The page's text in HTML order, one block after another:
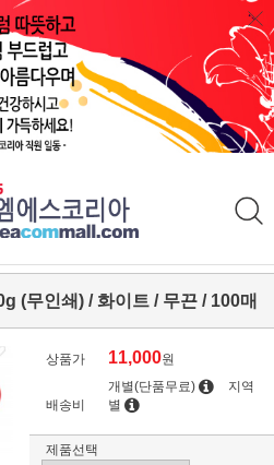
(무인쇄) / 화이트 / 무끈 / 100매
상품가 11,000원
배송비
개별(단품무료)
지역
별
제품선택